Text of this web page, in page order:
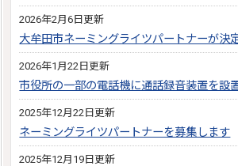
2026年2月6日更新
大牟田市ネーミングライツパートナーが決
2026年1月22日更新
市役所の一部の電話機に通話録音装置を設
2025年12月22日更新
ネーミングライツパートナーを募集します
2025年12月19日更新